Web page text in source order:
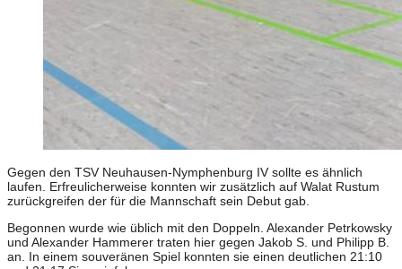
Gegen den TSV Neuhausen-Nymphenburg IV sollte es ähnlich
laufen. Erfreulicherweise konnten wir zusätzlich auf Walat Rustum
zurückgreifen der für die Mannschaft sein Debut gab.
Begonnen wurde wie üblich mit den Doppeln. Alexander Petrkowsky
und Alexander Hammerer traten hier gegen Jakob S. und Philipp B.
an. In einem souveränen Spiel konnten sie einen deutlichen 21:10